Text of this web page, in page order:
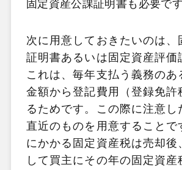
固定資産公課証明書も必要です
次に用意しておきたいのは、
証明書あるいは固定資産評価
これは、毎年支払う義務のあ
金額から登記費用（登録免許
るためです。この際に注意し
直近のものを用意することで
にかかる固定資産税は売却後
して買主にその年の固定資産